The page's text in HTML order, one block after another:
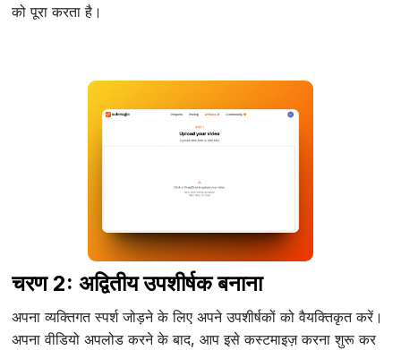
को पूरा करता है।
चरण 2: अद्वितीय उपशीर्षक बनाना
अपना व्यक्तिगत स्पर्श जोड़ने के लिए अपने उपशीर्षकों को वैयक्तिकृत करें।
अपना वीडियो अपलोड करने के बाद, आप इसे कस्टमाइज़ करना शुरू कर